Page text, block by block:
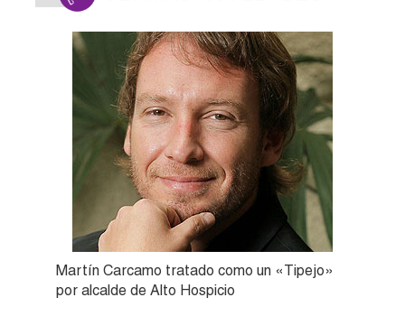
Martín Carcamo tratado como un «Tipejo»
por alcalde de Alto Hospicio